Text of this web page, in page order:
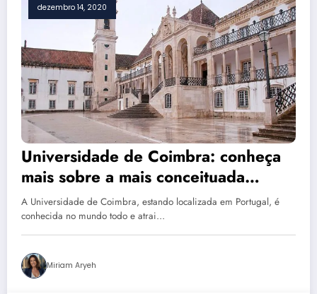
dezembro 14, 2020
Universidade de Coimbra: conheça
mais sobre a mais conceituada
universidade de Portugal
A Universidade de Coimbra, estando localizada em Portugal, é
conhecida no mundo todo e atrai…
Miriam Aryeh